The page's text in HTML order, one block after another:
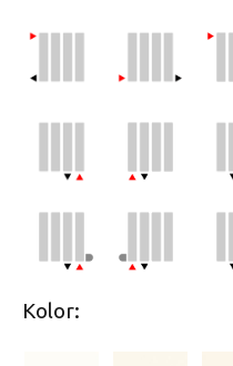
Kolor: